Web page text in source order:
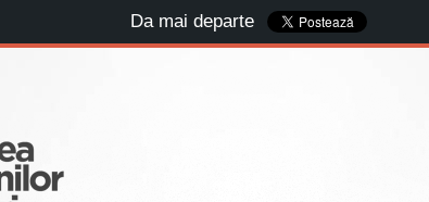
Da mai departe